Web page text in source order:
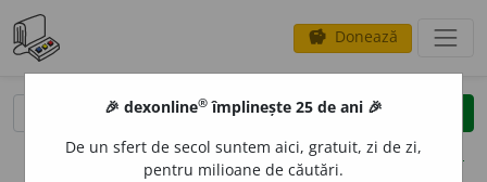
savings Donează
opțiuni
🎉 dexonline® împlinește 25 de ani 🎉
De un sfert de secol suntem aici, gratuit, zi de zi,
pentru milioane de căutări.